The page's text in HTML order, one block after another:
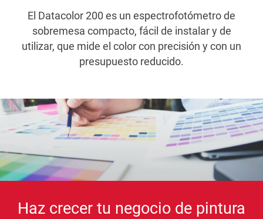
El Datacolor 200 es un espectrofotómetro de
sobremesa compacto, fácil de instalar y de
utilizar, que mide el color con precisión y con un
presupuesto reducido.
Haz crecer tu negocio de pintura